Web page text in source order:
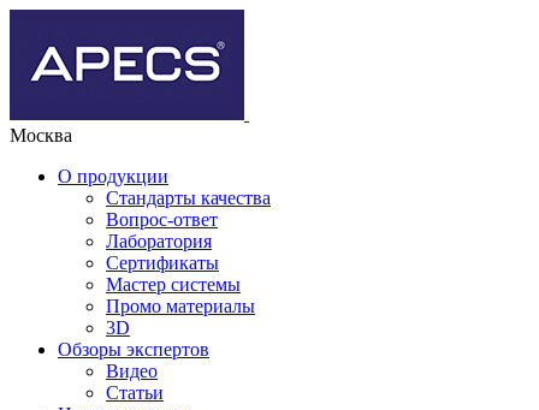
Москва
О продукции
Стандарты качества
Вопрос-ответ
Лаборатория
Сертификаты
Мастер системы
Промо материалы
3D
Обзоры экспертов
Видео
Статьи